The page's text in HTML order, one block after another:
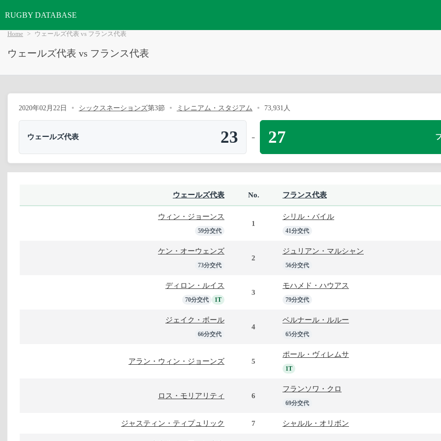
RUGBY DATABASE
Home ウェールズ代表 vs フランス代表
ウェールズ代表 vs フランス代表
2020年02月22日 シックスネーションズ第3節 ミレニアム・スタジアム 73,931人
ウェールズ代表 23 - 27
ウェールズ代表 No. フランス代表
ウィン・ジョーンス
59分交代
1
シリル・バイル
41分交代
ケン・オーウェンズ
73分交代
2
ジュリアン・マルシャン
56分交代
ディロン・ルイス
70分交代 1T
3
モハメド・ハウアス
79分交代
ジェイク・ボール
66分交代
4
ベルナール・ルルー
65分交代
アラン・ウィン・ジョーンズ 5
ポール・ヴィレムサ
1T
ロス・モリアリティ 6
フランソワ・クロ
69分交代
ジャスティン・ティプュリック 7 シャルル・オリボン